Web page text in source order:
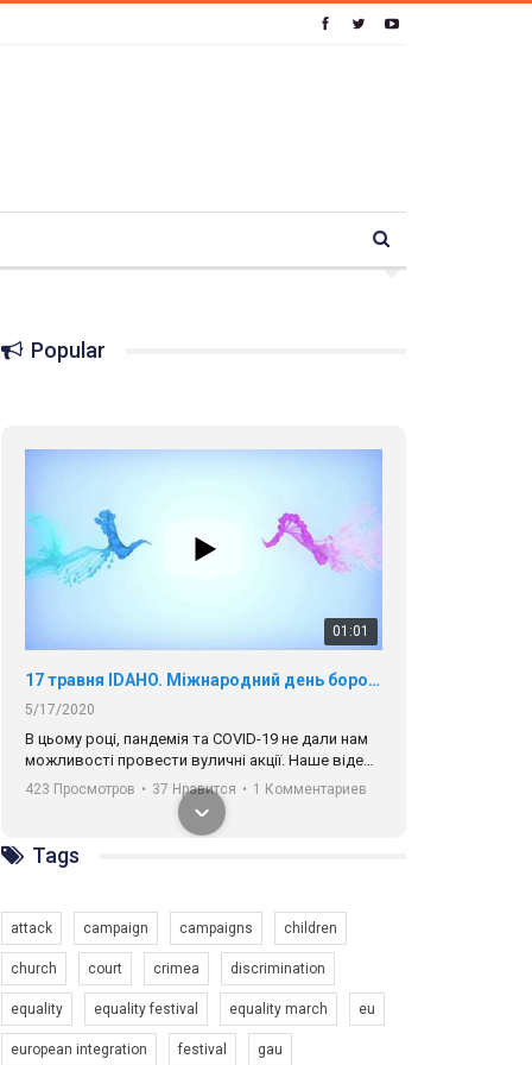
Popular
01:01
17 травня IDAHO. Міжнародний день боротьби з гомофобією трансфобією і біфобія.
5/17/2020
В цьому році, пандемія та COVІD-19 не дали нам
можливості провести вуличні акції. Наше відео-
звернення про те, що навіть коли ми у різних
містах та не можемо зустрінеться, ми разом. Ми
закликаємо всіх хто поділяє цінності рівності та
солідарності, приєднатися до нас. Регіональні
підрозділи ГАУ є в 16 областях України.
423 Просмотров • 37 Нравится • 1 Комментариев
Tags
attack campaign campaigns children
church court crimea discrimination
equality equality festival equality march eu
european integration festival gau